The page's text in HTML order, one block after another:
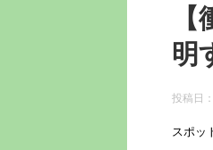
明
投稿日：